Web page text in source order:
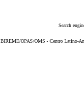
Search
BIREME/OPAS/OMS - Centro Latino-